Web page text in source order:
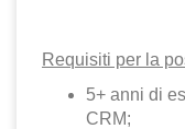
Requisiti per la
5+ anni di
CRM;